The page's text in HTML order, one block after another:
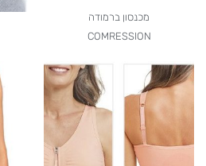
מכנסון ברמודה
COMRESSION